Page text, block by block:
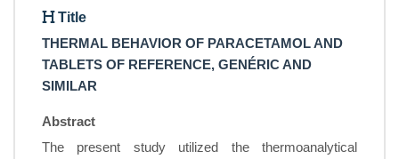
Title
THERMAL BEHAVIOR OF PARACETAMOL AND
TABLETS OF REFERENCE, GENÉRIC AND
SIMILAR
Abstract
The present study utilized the thermoanalytical